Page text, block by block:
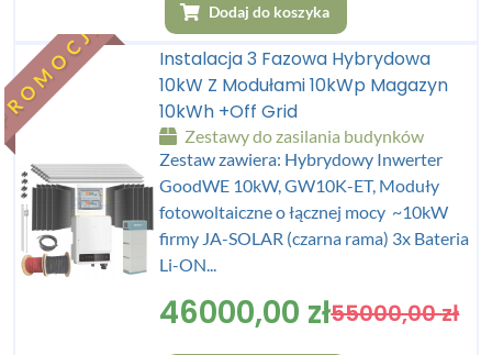
Dodaj do koszyka
Instalacja 3 Fazowa Hybrydowa
10kW Z Modułami 10kWp Magazyn
10kWh +Off Grid
Zestawy do zasilania budynków
Zestaw zawiera: Hybrydowy Inwerter
GoodWE 10kW, GW10K-ET, Moduły
fotowoltaiczne o łącznej mocy ~10kW
firmy JA-SOLAR (czarna rama) 3x Bateria
Li-ON...
55000,00zł
46000,00 zł